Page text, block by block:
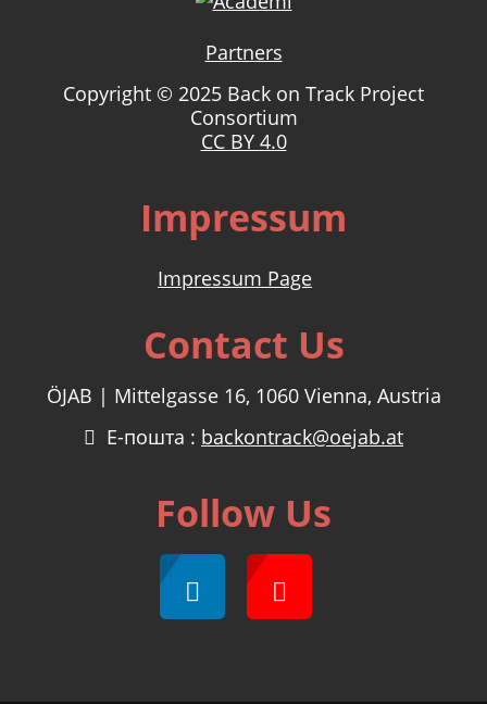
Partners
Copyright © 2025 Back on Track Project
Consortium
CC BY 4.0
Impressum
Impressum Page
Contact Us
ÖJAB | Mittelgasse 16, 1060 Vienna, Austria
Е-пошта : backontrack@oejab.at
Follow Us